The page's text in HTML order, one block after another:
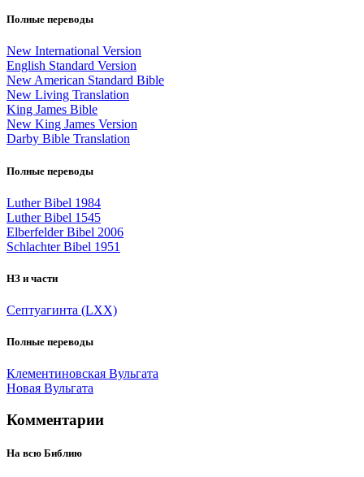
Полные переводы
New International Version
English Standard Version
New American Standard Bible
New Living Translation
King James Bible
New King James Version
Darby Bible Translation
Полные переводы
Luther Bibel 1984
Luther Bibel 1545
Elberfelder Bibel 2006
Schlachter Bibel 1951
НЗ и части
Септуагинта (LXX)
Полные переводы
Клементиновская Вульгата
Новая Вульгата
Комментарии
На всю Библию